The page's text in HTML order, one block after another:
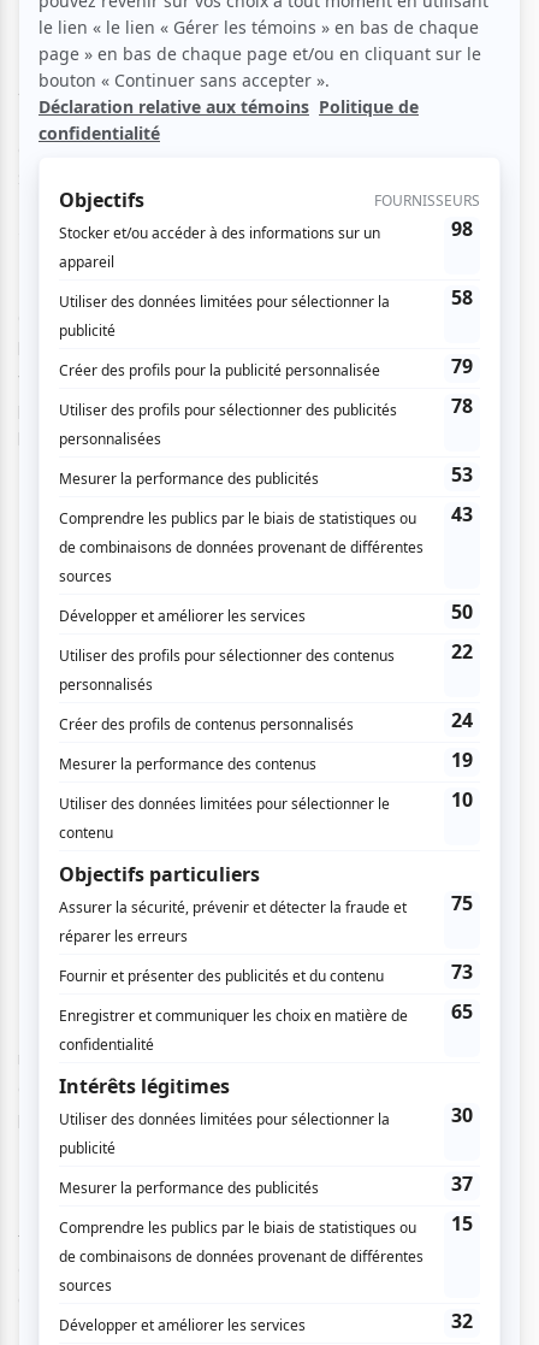
Après le succès sensationnel de son 1er Festival
Burlesque International de Montréal, Scarlett James, en
collaboration avec Rossetti, présentent le Grand Burlesque
Immodesty Blaize, Miss Exotic World Reine du Burlesque
2007.
Cet événement majestueux rassemblera les interprètes du
vaudeville et 20 musiciens du Montreal All City Big Band
pour recréer l'atmosphère authentique des cabarets
légendaires d'antan.
"Le spectacle évoquera les jours de gloire des boîtes de
nuit burlesques de Montréal, pour lesquelles la ville était
devenue célèbre dans le monde entier" a dit la créatrice et
productrice Scarlett James. "C'est un hommage à Folies
Bergère, Ziegfeld Follies et à la vie nocturne de Paris,
Montréal, New York, Londres et Chicago des années 40 et
frivolité, le charme, la classe et l'art des plus grandes
effeuilleuses, ces dames du burlesque, avec les plaisirs purs
du Vaudeville.